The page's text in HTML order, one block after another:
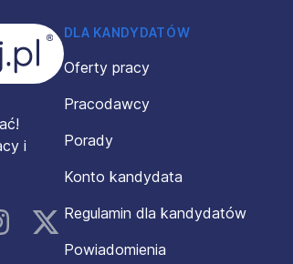
i
Instagram
DLA KANDYDATÓW
Oferty pracy
Pracodawcy
Porady
Konto kandydata
Regulamin dla kandydatów
Powiadomienia